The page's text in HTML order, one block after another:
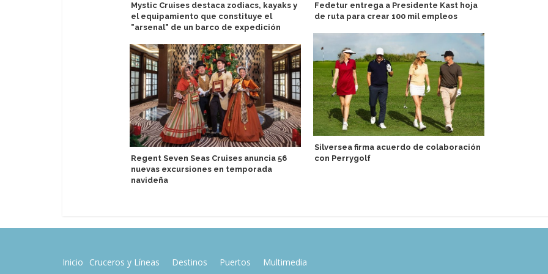
Mystic Cruises destaca zodiacs, kayaks y
el equipamiento que constituye el
"arsenal" de un barco de expedición
Regent Seven Seas Cruises anuncia 56
nuevas excursiones en temporada
navideña
Fedetur entrega a Presidente Kast hoja
de ruta para crear 100 mil empleos
Silversea firma acuerdo de colaboración
con Perrygolf
Inicio Cruceros y Líneas Destinos Puertos Multimedia